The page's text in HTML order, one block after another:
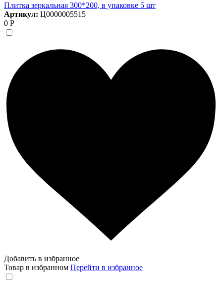
Плитка зеркальная 300*200, в упаковке 5 шт
Артикул: Ц0000005515
0 Р
Добавить в избранное
Товар в избранном Перейти в избранное